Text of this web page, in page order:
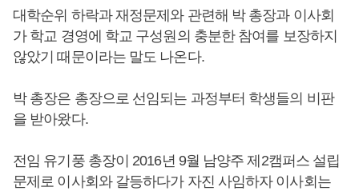
대학순위 하락과 재정문제와 관련해 박 총장과 이사회
가 학교 경영에 학교 구성원의 충분한 참여를 보장하지
않았기 때문이라는 말도 나온다.
박 총장은 총장으로 선임되는 과정부터 학생들의 비판
을 받아왔다.
전임 유기풍 총장이 2016년 9월 남양주 제2캠퍼스 설립
문제로 이사회와 갈등하다가 자진 사임하자 이사회는